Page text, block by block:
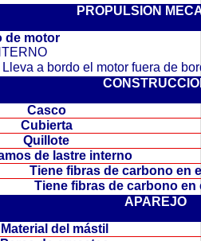
PROPULSION
de motor
Lleva a bordo el motor fuera de
Casco
Cubierta
Quillote
de lastre interno
Tiene fibras de carbono en
Tiene fibras de carbono
APAREJO
Material del mástil